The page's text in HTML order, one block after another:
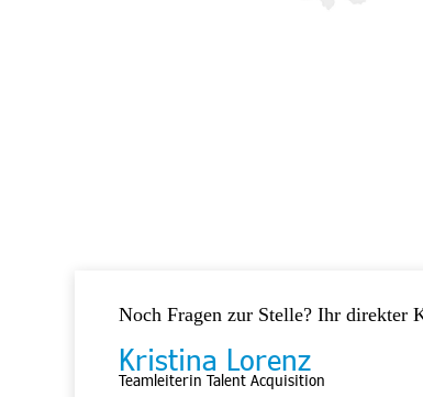
Noch Fragen zur Stelle? Ihr direkter
Kristina Lorenz
Teamleiterin Talent Acquisition